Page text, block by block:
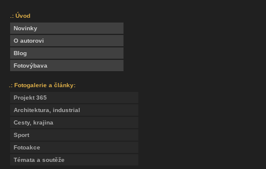
.: Úvod
Novinky
O autorovi
Blog
Fotovýbava
.: Fotogalerie a články:
Projekt 365
Architektura, industrial
Cesty, krajina
Sport
Fotoakce
Témata a soutěže